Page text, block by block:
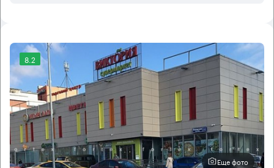
8.2
Еще фото